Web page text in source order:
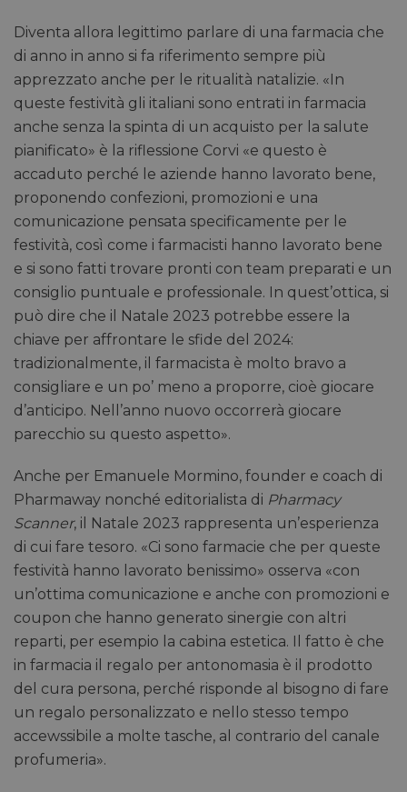
Diventa allora legittimo parlare di una farmacia che
di anno in anno si fa riferimento sempre più
apprezzato anche per le ritualità natalizie. «In
queste festività gli italiani sono entrati in farmacia
anche senza la spinta di un acquisto per la salute
pianificato» è la riflessione Corvi «e questo è
accaduto perché le aziende hanno lavorato bene,
proponendo confezioni, promozioni e una
comunicazione pensata specificamente per le
festività, così come i farmacisti hanno lavorato bene
e si sono fatti trovare pronti con team preparati e un
consiglio puntuale e professionale. In quest’ottica, si
può dire che il Natale 2023 potrebbe essere la
chiave per affrontare le sfide del 2024:
tradizionalmente, il farmacista è molto bravo a
consigliare e un po’ meno a proporre, cioè giocare
d’anticipo. Nell’anno nuovo occorrerà giocare
parecchio su questo aspetto».
Anche per Emanuele Mormino, founder e coach di
Pharmaway nonché editorialista di Pharmacy
Scanner, il Natale 2023 rappresenta un’esperienza
di cui fare tesoro. «Ci sono farmacie che per queste
festività hanno lavorato benissimo» osserva «con
un’ottima comunicazione e anche con promozioni e
coupon che hanno generato sinergie con altri
reparti, per esempio la cabina estetica. Il fatto è che
in farmacia il regalo per antonomasia è il prodotto
del cura persona, perché risponde al bisogno di fare
un regalo personalizzato e nello stesso tempo
accewssibile a molte tasche, al contrario del canale
profumeria».